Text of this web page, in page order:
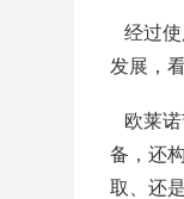
经过使
发展，
欧莱诺
备，还
取、还